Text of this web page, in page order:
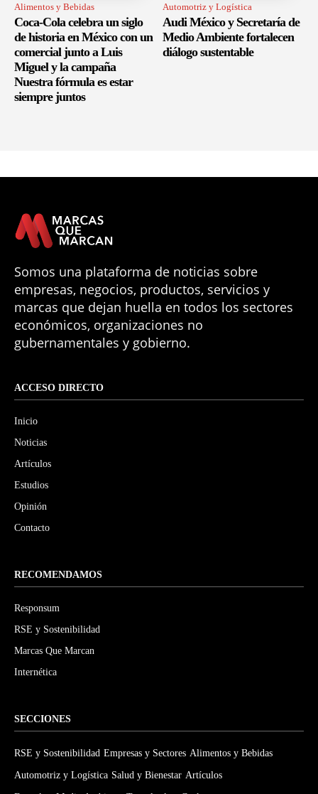
Alimentos y Bebidas
Coca-Cola celebra un siglo
de historia en México con un
comercial junto a Luis
Miguel y la campaña
Nuestra fórmula es estar
siempre juntos
Automotriz y Logística
Audi México y Secretaría de
Medio Ambiente fortalecen
diálogo sustentable
Somos una plataforma de noticias sobre
empresas, negocios, productos, servicios y
marcas que dejan huella en todos los sectores
económicos, organizaciones no
gubernamentales y gobierno.
ACCESO DIRECTO
Inicio
Noticias
Artículos
Estudios
Opinión
Contacto
RECOMENDAMOS
Responsum
RSE y Sostenibilidad
Marcas Que Marcan
Internética
SECCIONES
RSE y Sostenibilidad Empresas y Sectores Alimentos y Bebidas
Automotriz y Logística Salud y Bienestar Artículos